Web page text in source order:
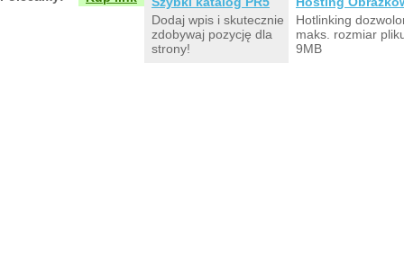
Dodaj wpis i skutecznie
zdobywaj pozycję dla
strony!
Hotlinking
maks. rozmiar
9MB